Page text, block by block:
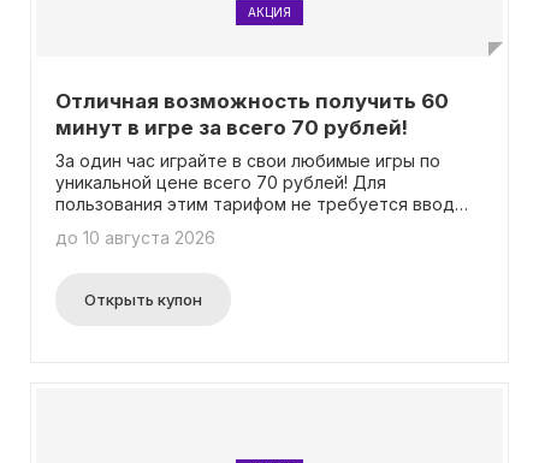
АКЦИЯ
Отличная возможность получить 60
минут в игре за всего 70 рублей!
За один час играйте в свои любимые игры по
уникальной цене всего 70 рублей! Для
пользования этим тарифом не требуется ввод
до 10 августа 2026
Открыть купон